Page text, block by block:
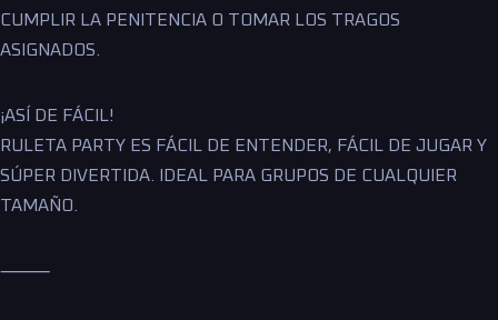
CUMPLIR LA PENITENCIA O TOMAR LOS TRAGOS
ASIGNADOS.
¡ASÍ DE FÁCIL!
RULETA PARTY ES FÁCIL DE ENTENDER, FÁCIL DE JUGAR Y
SÚPER DIVERTIDA. IDEAL PARA GRUPOS DE CUALQUIER
TAMAÑO.
⸻